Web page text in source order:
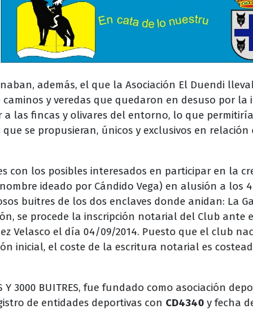
además, el que la Asociación El Duendi
y veredas que quedaron en desuso por la
a las fincas y olivares del entorno, lo que
se propusieran, únicos y exclusivos en
con los posibles interesados en participar en la
ideado por Cándido Vega) en alusión a los
buitres de los dos enclaves donde anidan: La
se procede la inscripción notarial del Club ante
Velasco el día 04/09/2014. Puesto que el club
inicial, el coste de la escritura notarial es
Y 3000 BUITRES, fue fundado como asociación
de entidades deportivas con CD4340 y fecha